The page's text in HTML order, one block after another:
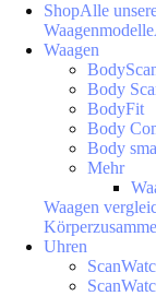
ShopAlle
Waagenmodelle
Waagen
Body
BodyFit
Body
Body
Mehr
Waagen
Uhren